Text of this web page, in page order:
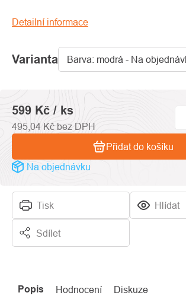
je
z
5
Varianta
Detailní informace
Tisk Hlídat
Sdílet
599 Kč / ks
495,04 Kč bez DPH
Na objednávku
Přidat do košíku
Popis Hodnocení Diskuze